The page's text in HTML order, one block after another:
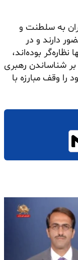
به سلطنت و
دارند و در
بوده‌اند،
بر شناساندن رهبری
را وقف مبارزه با